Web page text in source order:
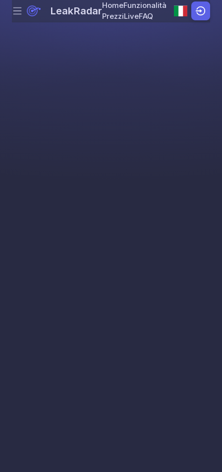
Skip to content
Menu LeakRadarHomeFunzionalità
PrezziLiveFAQ